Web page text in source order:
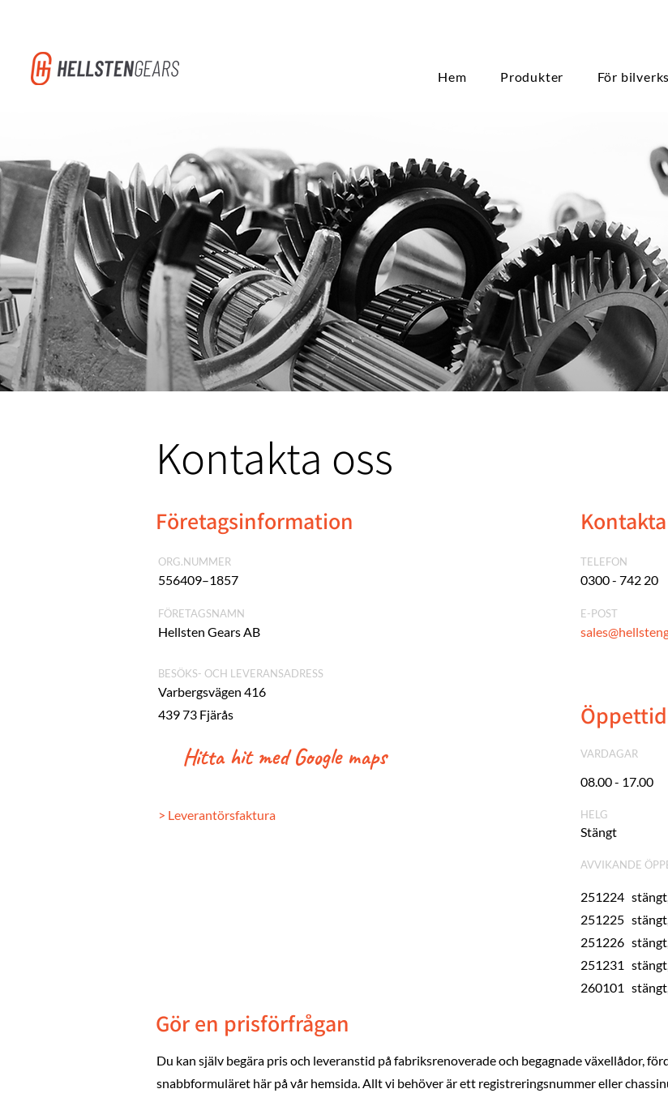
Hem Produkter För
Kontakta oss
Företagsinformation
ORG.NUMMER
556409–1857
FÖRETAGSNAMN
Hellsten Gears AB
BESÖKS- OCH LEVERANSADRESS
Varbergsvägen 416
439 73 Fjärås
Hitta hit med Google maps
TELEFON
0300 - 742 20
E-POST
VARDAGAR
08.00 - 17.00
> Leverantörsfaktura HELG
Stängt
AVVIKANDE
251224
251225
251226
251231
260101
Gör en prisförfrågan
Du kan själv begära pris och leveranstid på fabriksrenoverade och begagnade växellådor,
snabbformuläret här på vår hemsida. Allt vi behöver är ett registreringsnummer eller